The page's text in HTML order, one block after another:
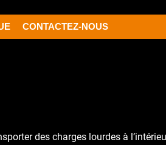
CONTACTEZ-NOUS
des charges lourdes à